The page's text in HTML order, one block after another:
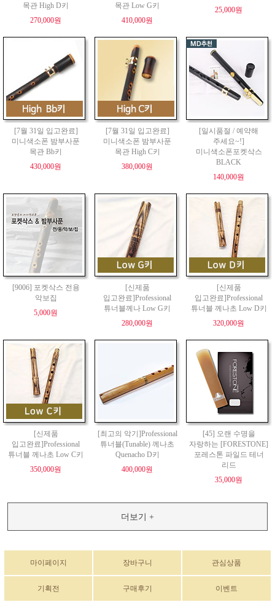
목관 High D키
270,000원
목관 Low G키
410,000원
25,000원
[7월 31일 입고완료]
미니색소폰 밤부사푼
목관 Bb키
430,000원
[7월 31일 입고완료]
미니색소폰 밤부사푼
목관 High C키
380,000원
[일시품절 / 예약해
주세요~!]
미니색소폰포켓삭스
BLACK
140,000원
[9006] 포켓삭스 전용
악보집
5,000원
[신제품
입고완료]Professional
튜너블께나 Low G키
280,000원
[신제품
입고완료]Professional
튜너블 께나초 Low D키
320,000원
[신제품
입고완료]Professional
튜너블 께나초 Low C키
350,000원
[최고의 악기]Professional
튜너블(Tunable) 께나초
Quenacho D키
400,000원
[45] 오랜 수명을
자랑하는 [FORESTONE]
포레스톤 파일드 테너
리드
35,000원
더보기 +
마이페이지 장바구니 관심상품
기획전 구매후기 이벤트